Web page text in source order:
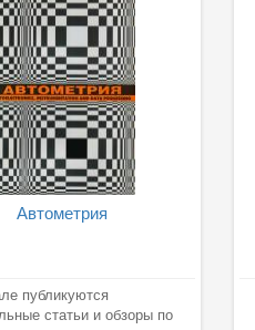
Автометрия
публикуются
статьи и обзоры по